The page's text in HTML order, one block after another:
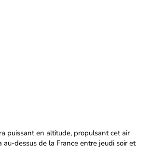
puissant en altitude, propulsant cet air
au-dessus de la France entre jeudi soir et